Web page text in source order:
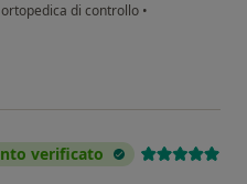
di controllo •
verificato